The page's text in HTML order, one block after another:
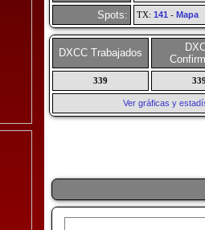
Spots:
TX: 141 - Mapa
DXCC Trabajados
339
Ver gráficas y